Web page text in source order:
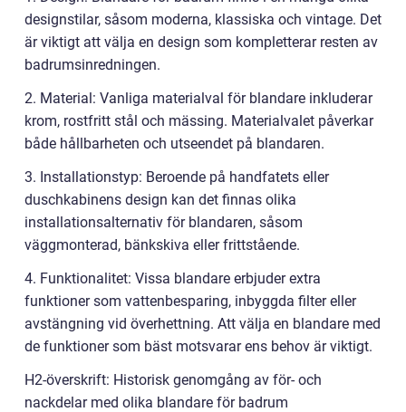
designstilar, såsom moderna, klassiska och vintage. Det
är viktigt att välja en design som kompletterar resten av
badrumsinredningen.
2. Material: Vanliga materialval för blandare inkluderar
krom, rostfritt stål och mässing. Materialvalet påverkar
både hållbarheten och utseendet på blandaren.
3. Installationstyp: Beroende på handfatets eller
duschkabinens design kan det finnas olika
installationsalternativ för blandaren, såsom
väggmonterad, bänkskiva eller frittstående.
4. Funktionalitet: Vissa blandare erbjuder extra
funktioner som vattenbesparing, inbyggda filter eller
avstängning vid överhettning. Att välja en blandare med
de funktioner som bäst motsvarar ens behov är viktigt.
H2-överskrift: Historisk genomgång av för- och
nackdelar med olika blandare för badrum